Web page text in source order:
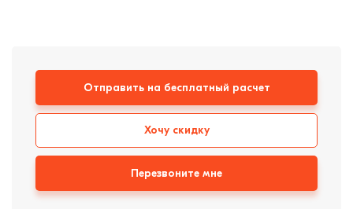
Строительные
смеси
Отправить на бесплатный расчет
Хочу скидку
Перезвоните мне